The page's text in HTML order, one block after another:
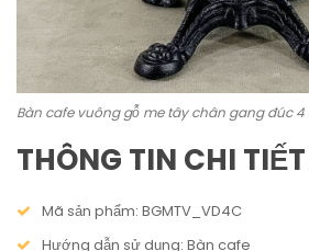
Bàn cafe vuông gỗ me tây chân gang đúc 4
THÔNG TIN CHI
Mã sản phẩm: BGMTV_VD4C
Hướng dẫn sử dụng: Bàn cafe